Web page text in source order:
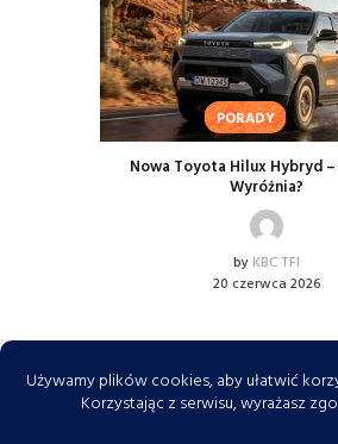
PORADY
Nowa Toyota Hilux Hybryd –
Wyróżnia?
by KBC TFI
20 czerwca 2026
KBC TFI © 2026. Wszelkie prawa